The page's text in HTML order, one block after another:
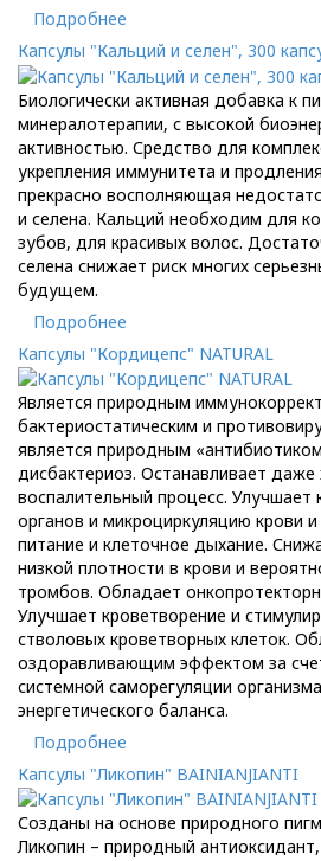
Подробнее
Капсулы "Кальций и селен", 300
Биологически активная добавка к
минералотерапии, с высокой
активностью. Средство для
укрепления иммунитета и
прекрасно восполняющая
и селена. Кальций необходим для
зубов, для красивых волос.
селена снижает риск многих
будущем.
Подробнее
Капсулы "Кордицепс" NATURAL
Является природным
бактериостатическим и
является природным
дисбактериоз. Останавливает даже
воспалительный процесс. Улучшает
органов и микроциркуляцию крови
питание и клеточное дыхание.
низкой плотности в крови и
тромбов. Обладает
Улучшает кроветворение и
стволовых кроветворных клеток.
оздоравливающим эффектом за
системной саморегуляции
энергетического баланса.
Подробнее
Капсулы "Ликопин" BAINIANJIANTI
Созданы на основе природного
Ликопин – природный